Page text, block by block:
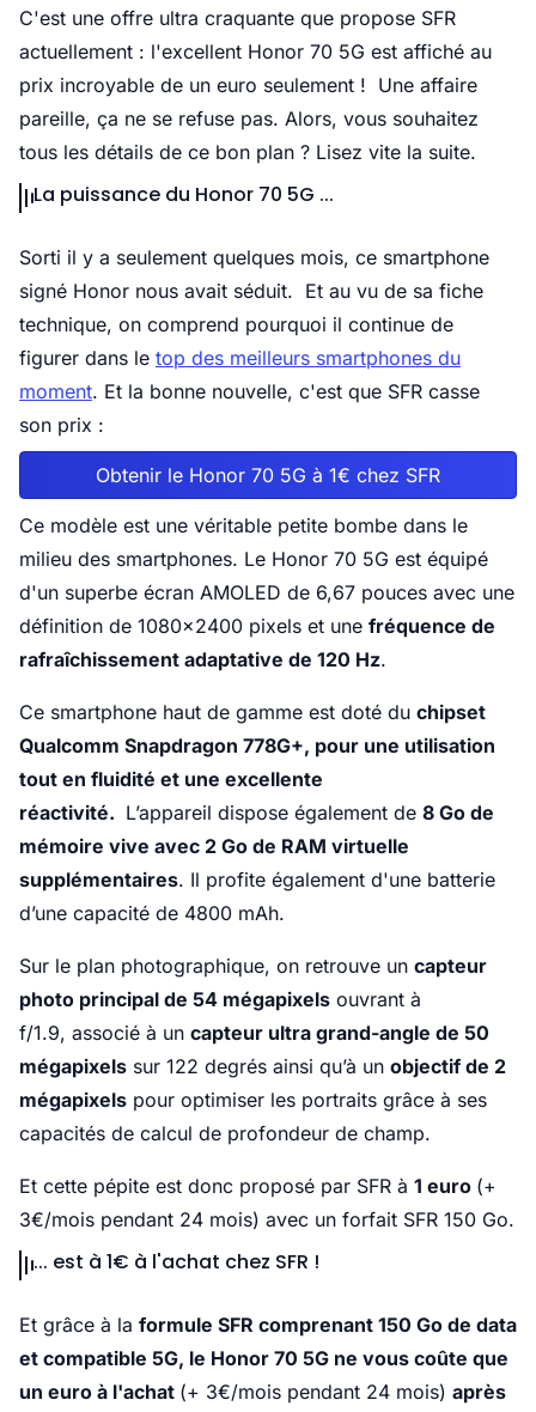
C'est une offre ultra craquante que propose SFR
actuellement : l'excellent Honor 70 5G est affiché au
prix incroyable de un euro seulement ! Une affaire
pareille, ça ne se refuse pas. Alors, vous souhaitez
tous les détails de ce bon plan ? Lisez vite la suite.
La puissance du Honor 70 5G ...
Sorti il y a seulement quelques mois, ce smartphone
signé Honor nous avait séduit. Et au vu de sa fiche
technique, on comprend pourquoi il continue de
figurer dans le top des meilleurs smartphones du
moment. Et la bonne nouvelle, c'est que SFR casse
son prix :
Obtenir le Honor 70 5G à 1€ chez SFR
Ce modèle est une véritable petite bombe dans le
milieu des smartphones. Le Honor 70 5G est équipé
d'un superbe écran AMOLED de 6,67 pouces avec une
définition de 1080x2400 pixels et une fréquence de
rafraîchissement adaptative de 120 Hz.
Ce smartphone haut de gamme est doté du chipset
Qualcomm Snapdragon 778G+, pour une utilisation
tout en fluidité et une excellente
réactivité. L’appareil dispose également de 8 Go de
mémoire vive avec 2 Go de RAM virtuelle
supplémentaires. Il profite également d'une batterie
d’une capacité de 4800 mAh.
Sur le plan photographique, on retrouve un capteur
photo principal de 54 mégapixels ouvrant à
f/1.9, associé à un capteur ultra grand-angle de 50
mégapixels sur 122 degrés ainsi qu’à un objectif de 2
mégapixels pour optimiser les portraits grâce à ses
capacités de calcul de profondeur de champ.
Et cette pépite est donc proposé par SFR à 1 euro (+
3€/mois pendant 24 mois) avec un forfait SFR 150 Go.
... est à 1€ à l'achat chez SFR !
Et grâce à la formule SFR comprenant 150 Go de data
et compatible 5G, le Honor 70 5G ne vous coûte que
un euro à l'achat (+ 3€/mois pendant 24 mois) après